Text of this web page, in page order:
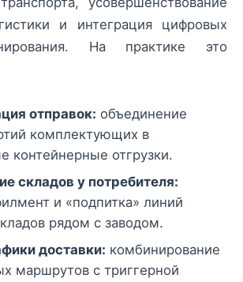
и интеграция цифровых
На практике это
отправок: объединение
комплектующих в
контейнерные отгрузки.
складов у потребителя:
и «подпитка» линий
рядом с заводом.
доставки: комбинирование
маршрутов с триггерной